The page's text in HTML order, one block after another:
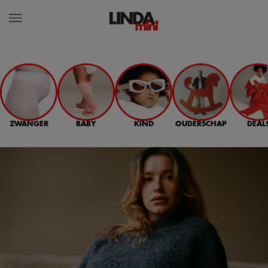
ZWANGER BABY KIND OUDERSCHAP